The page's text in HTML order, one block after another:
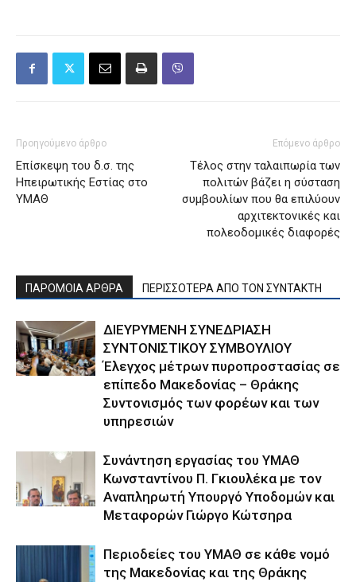
Προηγούμενο άρθρο
Επίσκεψη του δ.σ. της
Ηπειρωτικής Εστίας στο
ΥΜΑΘ
Επόμενο άρθρο
Τέλος στην ταλαιπωρία των
πολιτών βάζει η σύσταση
συμβουλίων που θα επιλύουν
αρχιτεκτονικές και
πολεοδομικές διαφορές
ΠΑΡΟΜΟΙΑ ΑΡΘΡΑ ΠΕΡΙΣΣΟΤΕΡΑ ΑΠΟ ΤΟΝ ΣΥΝΤΑΚΤΗ
ΔΙΕΥΡΥΜΕΝΗ ΣΥΝΕΔΡΙΑΣΗ
ΣΥΝΤΟΝΙΣΤΙΚΟΥ ΣΥΜΒΟΥΛΙΟΥ
Έλεγχος μέτρων πυροπροστασίας σε
επίπεδο Μακεδονίας – Θράκης
Συντονισμός των φορέων και των
υπηρεσιών
Συνάντηση εργασίας του ΥΜΑΘ
Κωνσταντίνου Π. Γκιουλέκα με τον
Αναπληρωτή Υπουργό Υποδομών και
Μεταφορών Γιώργο Κώτσηρα
Περιοδείες του ΥΜΑΘ σε κάθε νομό
της Μακεδονίας και της Θράκης